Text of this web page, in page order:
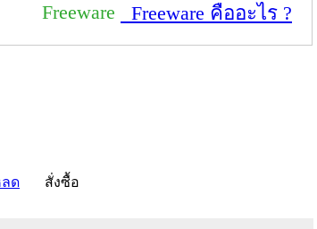
Freeware Freeware คืออะไร ?
ด สั่งซื้อ